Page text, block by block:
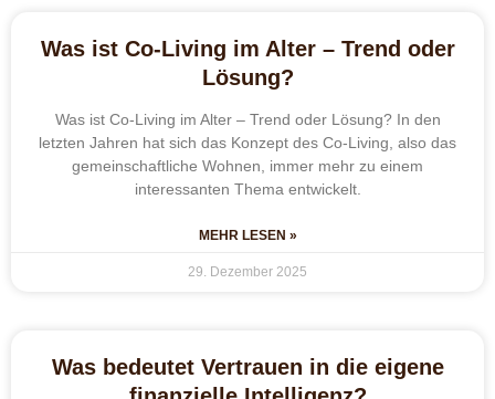
Was ist Co-Living im Alter – Trend oder
Lösung?
Was ist Co-Living im Alter – Trend oder Lösung? In den
letzten Jahren hat sich das Konzept des Co-Living, also das
gemeinschaftliche Wohnen, immer mehr zu einem
interessanten Thema entwickelt.
MEHR LESEN »
29. Dezember 2025
Was bedeutet Vertrauen in die eigene